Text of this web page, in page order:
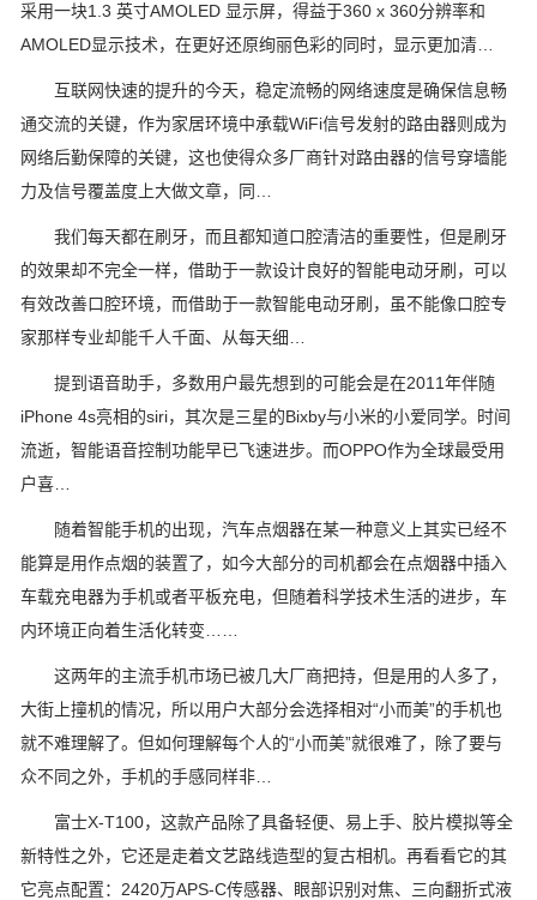
采用一块1.3 英寸AMOLED 显示屏，得益于360 x 360分辨率和
AMOLED显示技术，在更好还原绚丽色彩的同时，显示更加清…
互联网快速的提升的今天，稳定流畅的网络速度是确保信息畅
通交流的关键，作为家居环境中承载WiFi信号发射的路由器则成为
网络后勤保障的关键，这也使得众多厂商针对路由器的信号穿墙能
力及信号覆盖度上大做文章，同…
我们每天都在刷牙，而且都知道口腔清洁的重要性，但是刷牙
的效果却不完全一样，借助于一款设计良好的智能电动牙刷，可以
有效改善口腔环境，而借助于一款智能电动牙刷，虽不能像口腔专
家那样专业却能千人千面、从每天细…
提到语音助手，多数用户最先想到的可能会是在2011年伴随
iPhone 4s亮相的siri，其次是三星的Bixby与小米的小爱同学。时间
流逝，智能语音控制功能早已飞速进步。而OPPO作为全球最受用
户喜…
随着智能手机的出现，汽车点烟器在某一种意义上其实已经不
能算是用作点烟的装置了，如今大部分的司机都会在点烟器中插入
车载充电器为手机或者平板充电，但随着科学技术生活的进步，车
内环境正向着生活化转变……
这两年的主流手机市场已被几大厂商把持，但是用的人多了，
大街上撞机的情况，所以用户大部分会选择相对“小而美”的手机也
就不难理解了。但如何理解每个人的“小而美”就很难了，除了要与
众不同之外，手机的手感同样非…
富士X-T100，这款产品除了具备轻便、易上手、胶片模拟等全
新特性之外，它还是走着文艺路线造型的复古相机。再看看它的其
它亮点配置：2420万APS-C传感器、眼部识别对焦、三向翻折式液